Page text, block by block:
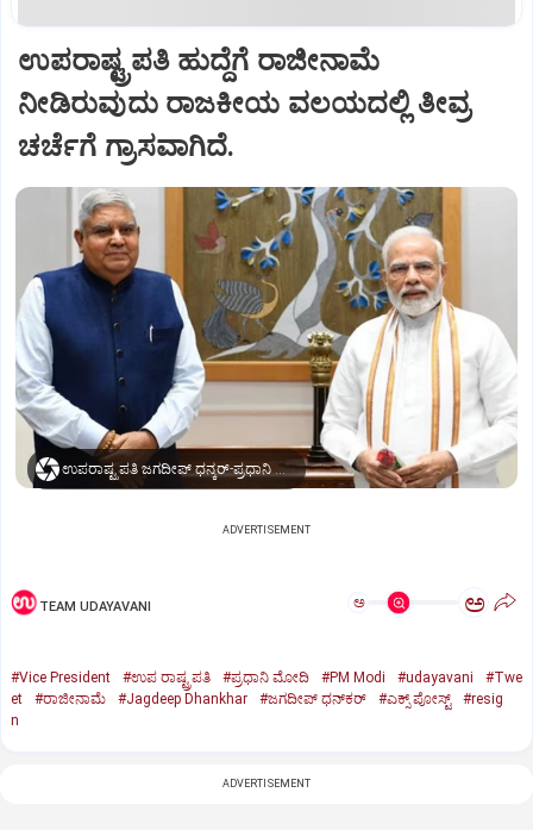
ಉಪರಾಷ್ಟ್ರಪತಿ ಹುದ್ದೆಗೆ ರಾಜೀನಾಮೆ
ನೀಡಿರುವುದು ರಾಜಕೀಯ ವಲಯದಲ್ಲಿ ತೀವ್ರ
ಚರ್ಚೆಗೆ ಗ್ರಾಸವಾಗಿದೆ.
ಉಪರಾಷ್ಟ್ರಪತಿ ಜಗದೀಪ್‌ ಧನ್ಕರ್-ಪ್ರಧಾನಿ ಮೋದಿ
ADVERTISEMENT
TEAM UDAYAVANI ಅ ಅ
#Vice President #ಉಪ ರಾಷ್ಟ್ರಪತಿ #ಪ್ರಧಾನಿ ಮೋದಿ #PM Modi #udayavani
#Twe
et
#ರಾಜೀನಾಮೆ #Jagdeep Dhankhar #ಜಗದೀಪ್‌ ಧನ್‌ಕರ್‌ #ಎಕ್ಸ್‌ ಪೋಸ್ಟ್
#resig
n
ADVERTISEMENT